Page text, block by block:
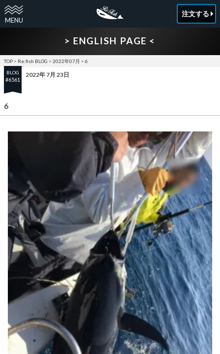
注文する
> ENGLISH PAGE <
TOP > Re:fish BLOG > 2022年07月 > 6
BLOG
#6561
2022年 7月 23日
6